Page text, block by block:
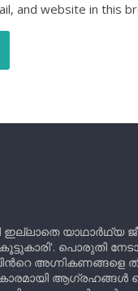
and website in this
ഇല്ലാതെ യാഥാർഥ്യ
'കൂട്ടുകാരി'. പൊരുതി
അഗ്നികണങ്ങളെ
ആഗ്രഹങ്ങൾ